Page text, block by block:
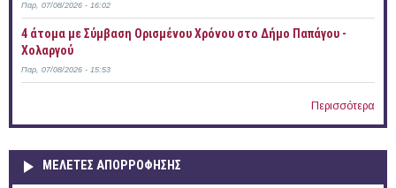
Παρ, 07/08/2026 - 16:02
4 άτομα με Σύμβαση Ορισμένου Χρόνου στο Δήμο Παπάγου -
Χολαργού
Παρ, 07/08/2026 - 15:53
Περισσότερα
ΜΕΛΕΤΕΣ ΑΠΟΡΡΟΦΗΣΗΣ